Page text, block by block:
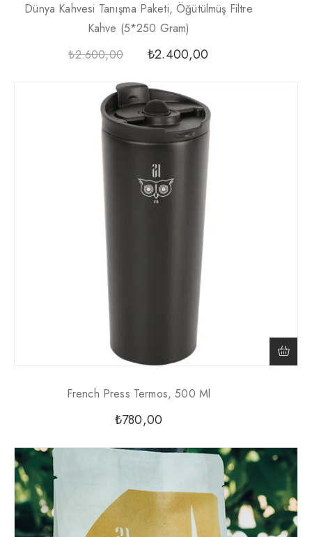
Dünya Kahvesi Tanışma Paketi, Öğütülmüş Filtre
Kahve (5*250 Gram)
₺2.600,00 ₺2.400,00
French Press Termos, 500 Ml
₺780,00